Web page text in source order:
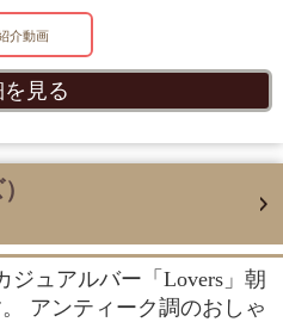
介動画
見る
ュアルバー「Lovers」朝
アンティーク調のおしゃ